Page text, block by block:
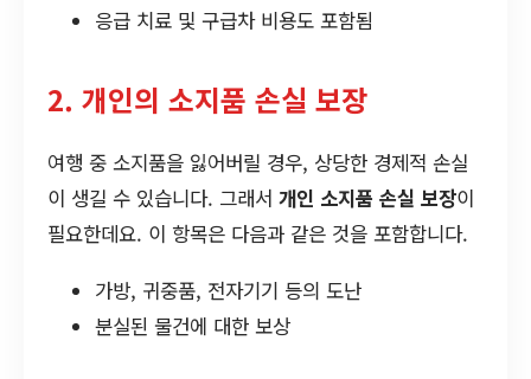
응급 치료 및 구급차 비용도 포함됨
2. 개인의 소지품 손실 보장
여행 중 소지품을 잃어버릴 경우, 상당한 경제적 손실
이 생길 수 있습니다. 그래서 개인 소지품 손실 보장이
필요한데요. 이 항목은 다음과 같은 것을 포함합니다.
가방, 귀중품, 전자기기 등의 도난
분실된 물건에 대한 보상